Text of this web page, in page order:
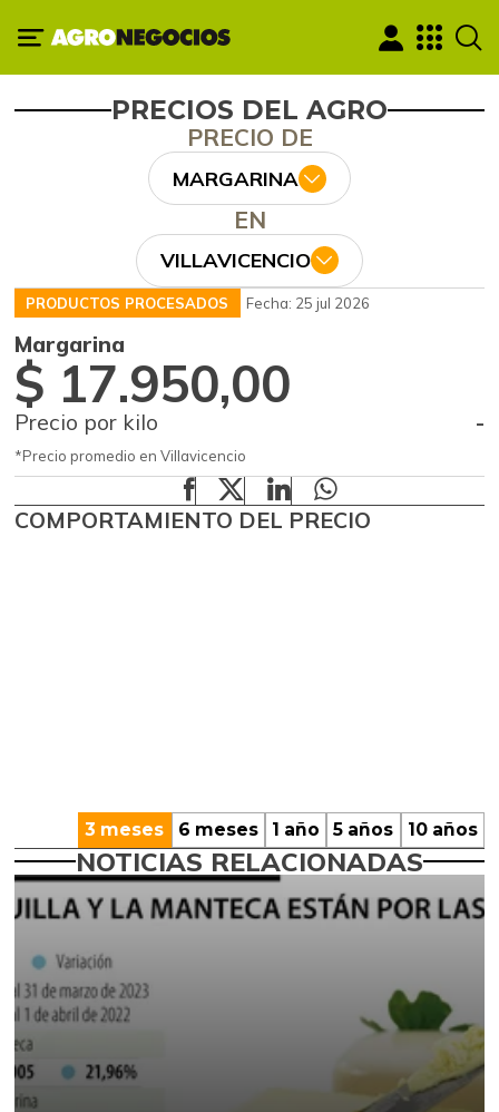
PRECIOS DEL AGRO
PRECIO DE
MARGARINA
EN
VILLAVICENCIO
PRODUCTOS PROCESADOS Fecha: 25 jul 2026
Margarina
$ 17.950,00
Precio por kilo -
*Precio promedio en Villavicencio
COMPORTAMIENTO DEL PRECIO
3 meses 6 meses 1 año 5 años 10 años
NOTICIAS RELACIONADAS